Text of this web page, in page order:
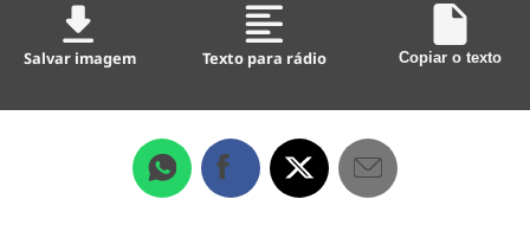
Salvar imagem Texto para rádio Copiar o texto